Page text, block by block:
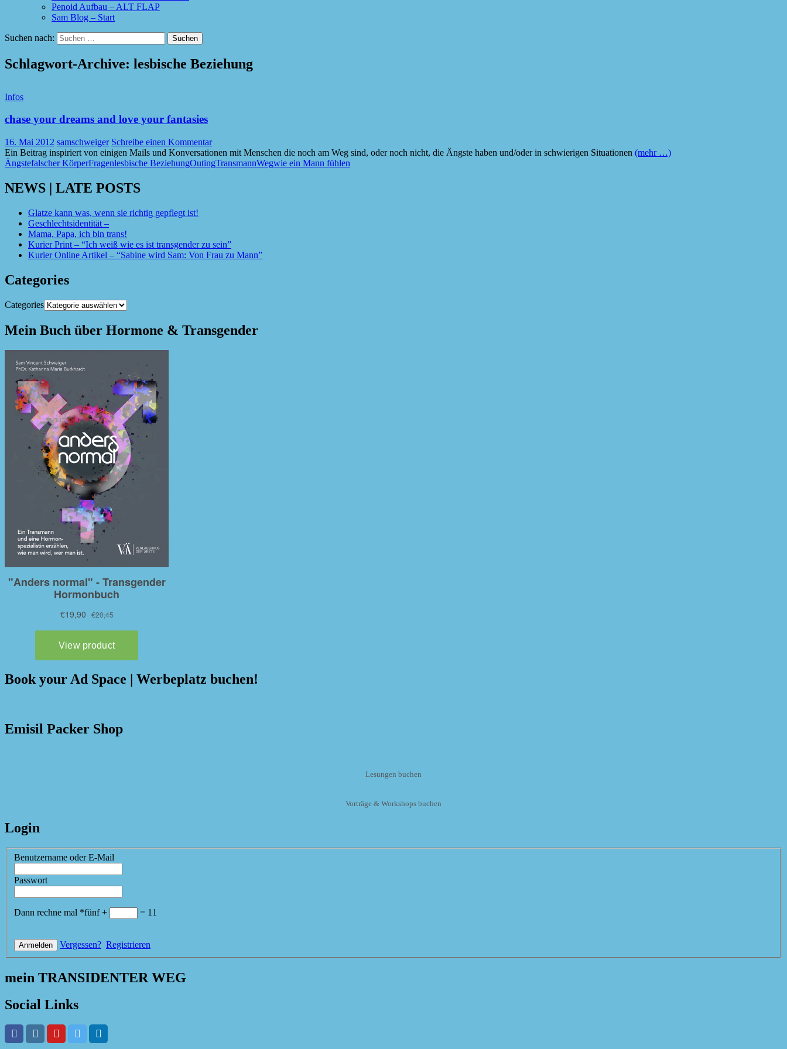
Penoid Aufbau – ALT FLAP
Sam Blog – Start
Suchen nach:
Schlagwort-Archive: lesbische Beziehung
Infos
chase your dreams and love your fantasies
16. Mai 2012 samschweiger Schreibe einen Kommentar
Ein Beitrag inspiriert von einigen Mails und Konversationen mit Menschen die noch am Weg sind, oder noch nicht, die Ängste haben und/oder in schwierigen Situationen (mehr …)
Ängstefalscher KörperFragenlesbische BeziehungOutingTransmannWegwie ein Mann fühlen
NEWS | LATE POSTS
Glatze kann was, wenn sie richtig gepflegt ist!
Geschlechtsidentität –
Mama, Papa, ich bin trans!
Kurier Print – “Ich weiß wie es ist transgender zu sein”
Kurier Online Artikel – “Sabine wird Sam: Von Frau zu Mann”
Categories
Categories
Mein Buch über Hormone & Transgender
Book your Ad Space | Werbeplatz buchen!
Emisil Packer Shop
Lesungen buchen
Vorträge & Workshops buchen
Login
Benutzername oder E-Mail
Passwort
Dann rechne mal *fünf+ = 11
Vergessen? Registrieren
mein TRANSIDENTER WEG
Social Links